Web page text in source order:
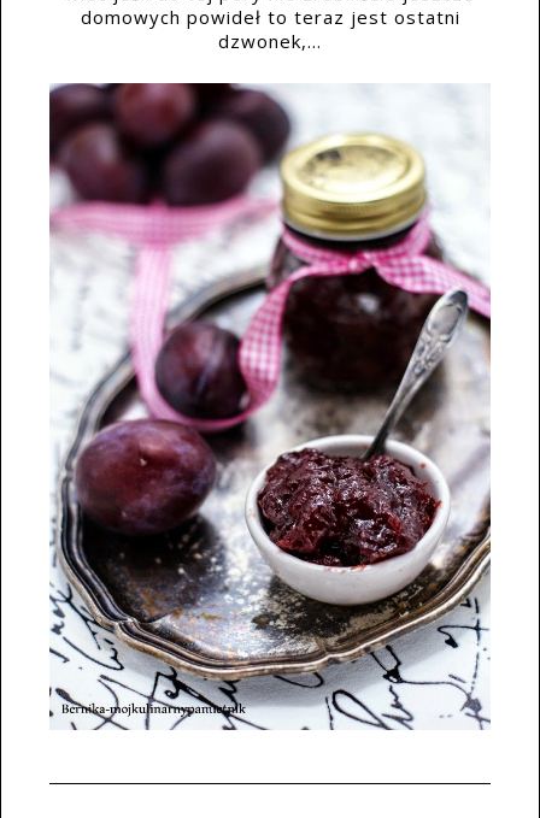
domowych powideł to teraz jest ostatni
dzwonek,...